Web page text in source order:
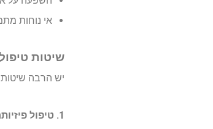
אי נוחות
שיטות
יש הרבה
1. טיפול פיזיותרפי